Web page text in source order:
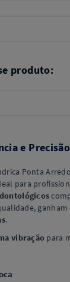
produto:
e Precisão
Ponta
para
ganham
.
vibração para